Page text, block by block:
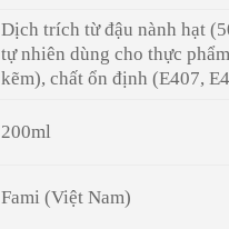
Dịch trích từ đậu nành hạt
tự nhiên dùng cho thực
kẽm), chất ổn định (E407,
200ml
Fami (Việt Nam)